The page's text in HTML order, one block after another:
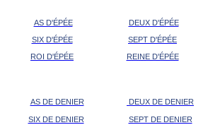
AS D'ÉPÉE DEUX D'ÉPÉE
SIX D'ÉPÉE
SEPT D'ÉPÉE
ROI D'ÉPÉE
REINE D'ÉPÉE
AS DE DENIER DEUX DE DENIER
SIX DE DENIER SEPT DE DENIER